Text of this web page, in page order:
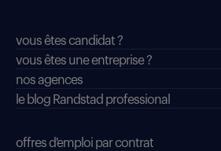
vous êtes candidat ?
vous êtes une entreprise ?
nos agences
le blog Randstad professional
offres d'emploi par contrat